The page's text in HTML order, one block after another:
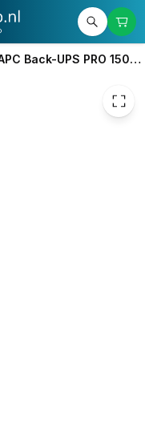
demo - APC Back-UPS PRO 1500VA